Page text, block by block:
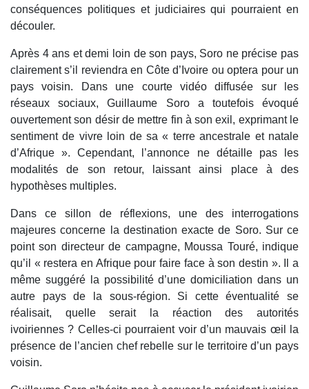
conséquences politiques et judiciaires qui pourraient en
découler.
Après 4 ans et demi loin de son pays, Soro ne précise pas
clairement s’il reviendra en Côte d’Ivoire ou optera pour un
pays voisin. Dans une courte vidéo diffusée sur les
réseaux sociaux, Guillaume Soro a toutefois évoqué
ouvertement son désir de mettre fin à son exil, exprimant le
sentiment de vivre loin de sa « terre ancestrale et natale
d’Afrique ». Cependant, l’annonce ne détaille pas les
modalités de son retour, laissant ainsi place à des
hypothèses multiples.
Dans ce sillon de réflexions, une des interrogations
majeures concerne la destination exacte de Soro. Sur ce
point son directeur de campagne, Moussa Touré, indique
qu’il « restera en Afrique pour faire face à son destin ». Il a
même suggéré la possibilité d’une domiciliation dans un
autre pays de la sous-région. Si cette éventualité se
réalisait, quelle serait la réaction des autorités
ivoiriennes ? Celles-ci pourraient voir d’un mauvais œil la
présence de l’ancien chef rebelle sur le territoire d’un pays
voisin.